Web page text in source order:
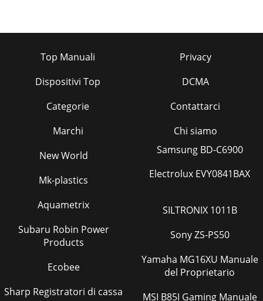
Top Manuali
Dispositivi Top
Categorie
Marchi
Privacy
DCMA
Contattarci
Chi siamo
New World
Mk-plastics
Aquametrix
Subaru Robin Power
Products
Ecobee
Sharp Registratori di cassa
Samsung BD-C6900
Electrolux EVY0841BAX
SILTRONIX 1011B
Sony ZS-PS50
Yamaha MG16XU Manuale
del Proprietario
MSI B85I Gaming Manuale